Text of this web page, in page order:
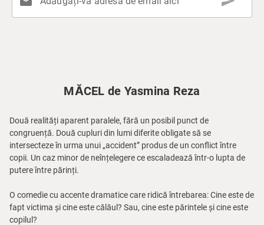
MĂCEL de Yasmina Reza
Două realități aparent paralele, fără un posibil punct de
congruență. Două cupluri din lumi diferite obligate să se
intersecteze în urma unui „accident” produs de un conflict între
copii. Un caz minor de neînțelegere ce escaladează într-o lupta de
putere între părinți.
O comedie cu accente dramatice care ridică întrebarea: Cine este de
fapt victima și cine este călăul? Sau, cine este părintele și cine este
copilul?